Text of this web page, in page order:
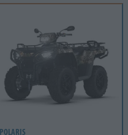
POLARIS